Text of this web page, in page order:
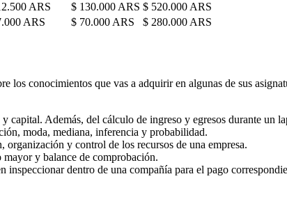
ARS $ 130.000 ARS $ 520.000 ARS
ARS $ 70.000 ARS $ 280.000 ARS
los conocimientos que vas a adquirir en algunas de sus
capital. Además, del cálculo de ingreso y egresos durante un
moda, mediana, inferencia y probabilidad.
organización y control de los recursos de una empresa.
y balance de comprobación.
inspeccionar dentro de una compañía para el pago